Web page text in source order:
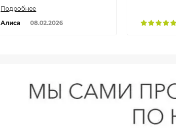
Подробнее
Алиса
08.02.2026